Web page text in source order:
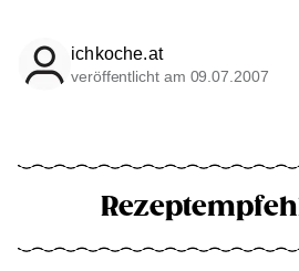
ichkoche.at
veröffentlicht am 09.07.2007